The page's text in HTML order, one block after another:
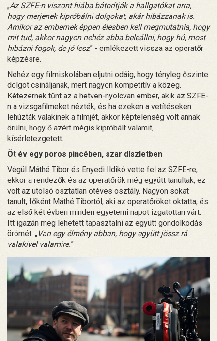
„Az SZFE-n viszont hiába bátorítják a hallgatókat arra,
hogy merjenek kipróbálni dolgokat, akár hibázzanak is.
Amikor az embernek éppen élesben kell megmutatnia, hogy
mit tud, akkor nagyon nehéz abba beleállni, hogy hú, most
hibázni fogok, de jó lesz” - emlékezett vissza az operatőr
képzésre.
Nehéz egy filmiskolában eljutni odáig, hogy tényleg őszinte
dolgot csináljanak, mert nagyon kompetitív a közeg.
Kétezernek tűnt az a hetven-nyolcvan ember, akik az SZFE-
n a vizsgafilmeket nézték, és ha ezeken a vetítéseken
lehúzták valakinek a filmjét, akkor képtelenség volt annak
örülni, hogy ő azért mégis kipróbált valamit,
kísérletezgetett.
Öt év egy poros pincében, szar díszletben
Végül Máthé Tibor és Enyedi Ildikó vette fel az SZFE-re,
ekkor a rendezők és az operatőrök még együtt tanultak, ez
volt az utolsó osztatlan ötéves osztály. Nagyon sokat
tanult, főként Máthé Tibortól, aki az operatőröket oktatta, és
az első két évben minden egyetemi napot izgatottan várt.
Itt igazán meg lehetett tapasztalni az együtt gondolkodás
örömét: „Van egy élmény abban, hogy együtt jössz rá
valakivel valamire.”